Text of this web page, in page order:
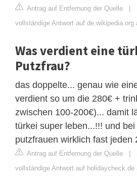
Antrag auf Entfernung der Quelle |
vollständige Antwort auf de.wikipedia.org
Was verdient eine
Putzfrau?
das doppelte... genau wie
verdient so um die 280€ +
zwischen 100-200€)... damit
türkei super leben...!!! und
putzfrauen wirklich fast jeden
Antrag auf Entfernung der Quelle |
vollständige Antwort auf holidaycheck.de